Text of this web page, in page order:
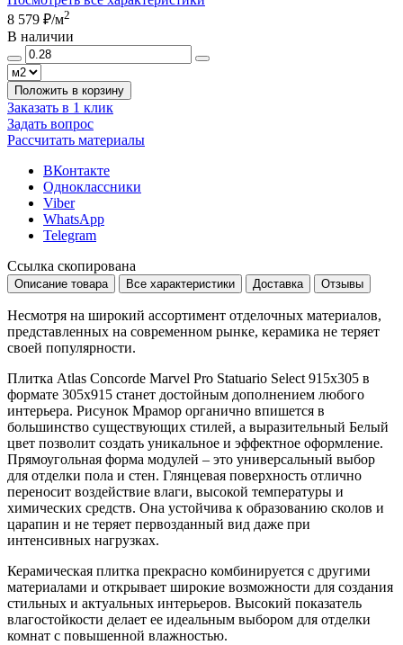
8 579 ₽/м2
В наличии
Положить в корзину
Заказать в 1 клик
Задать вопрос
Рассчитать материалы
ВКонтакте
Одноклассники
Viber
WhatsApp
Telegram
Ссылка скопирована
Описание товара Все характеристики Доставка Отзывы
Несмотря на широкий ассортимент отделочных материалов,
представленных на современном рынке, керамика не теряет
своей популярности.
Плитка Atlas Concorde Marvel Pro Statuario Select 915x305 в
формате 305x915 станет достойным дополнением любого
интерьера. Рисунок Мрамор органично впишется в
большинство существующих стилей, а выразительный Белый
цвет позволит создать уникальное и эффектное оформление.
Прямоугольная форма модулей – это универсальный выбор
для отделки пола и стен. Глянцевая поверхность отлично
переносит воздействие влаги, высокой температуры и
химических средств. Она устойчива к образованию сколов и
царапин и не теряет первозданный вид даже при
интенсивных нагрузках.
Керамическая плитка прекрасно комбинируется с другими
материалами и открывает широкие возможности для создания
стильных и актуальных интерьеров. Высокий показатель
влагостойкости делает ее идеальным выбором для отделки
комнат с повышенной влажностью.